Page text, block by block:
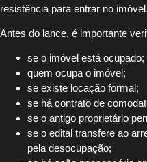
resistência para entrar no imóvel.
Antes do lance, é importante
se o imóvel está ocupado;
quem ocupa o imóvel;
se existe locação formal;
se há contrato de
se o antigo proprietário
se o edital transfere ao
pela desocupação;